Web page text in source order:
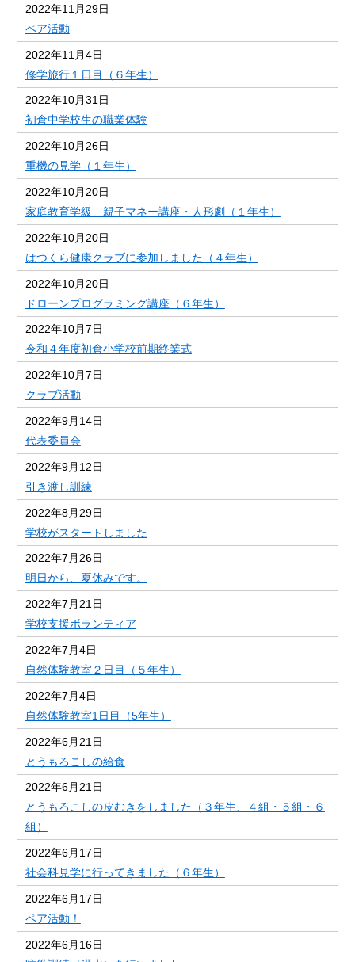
2022年11月29日
ペア活動
2022年11月4日
修学旅行１日目（６年生）
2022年10月31日
初倉中学校生の職業体験
2022年10月26日
重機の見学（１年生）
2022年10月20日
家庭教育学級 親子マネー講座・人形劇（１年生）
2022年10月20日
はつくら健康クラブに参加しました（４年生）
2022年10月20日
ドローンプログラミング講座（６年生）
2022年10月7日
令和４年度初倉小学校前期終業式
2022年10月7日
クラブ活動
2022年9月14日
代表委員会
2022年9月12日
引き渡し訓練
2022年8月29日
学校がスタートしました
2022年7月26日
明日から、夏休みです。
2022年7月21日
学校支援ボランティア
2022年7月4日
自然体験教室２日目（５年生）
2022年7月4日
自然体験教室1日目（5年生）
2022年6月21日
とうもろこしの給食
2022年6月21日
とうもろこしの皮むきをしました（３年生、４組・５組・６
組）
2022年6月17日
社会科見学に行ってきました（６年生）
2022年6月17日
ペア活動！
2022年6月16日